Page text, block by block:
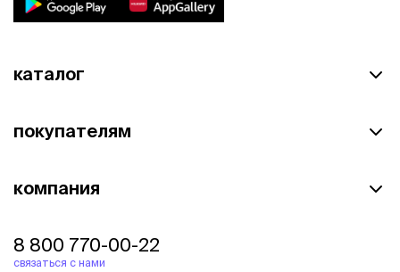
каталог
покупателям
компания
8 800 770-00-22
связаться с нами